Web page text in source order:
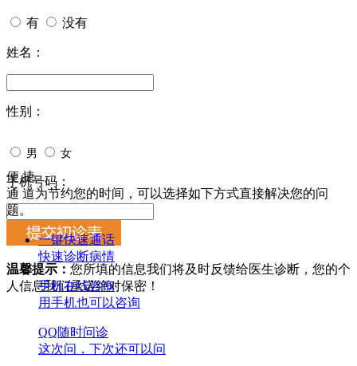
有 没有
姓名：
性别：
男 女
手机号码：
温馨提示： 您所填的信息我们将及时反馈给医生诊断，您的个
人信息我们承诺绝对保密！
便 捷
通 道为节约您的时间，可以选择如下方式直接解决您的问
题。
一键快速通话
快速诊断病情
手机在线咨询
用手机也可以咨询
QQ随时问诊
这次问，下次还可以问